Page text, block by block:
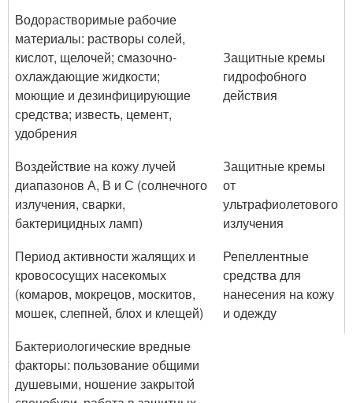
Водорастворимые рабочие
материалы: растворы солей,
кислот, щелочей; смазочно-
охлаждающие жидкости;
моющие и дезинфицирующие
средства; известь, цемент,
удобрения
Защитные кремы
гидрофобного
действия
Воздействие на кожу лучей
диапазонов А, В и С (солнечного
излучения, сварки,
бактерицидных ламп)
Защитные кремы
от
ультрафиолетового
излучения
Период активности жалящих и
кровососущих насекомых
(комаров, мокрецов, москитов,
мошек, слепней, блох и клещей)
Репеллентные
средства для
нанесения на кожу
и одежду
Бактериологические вредные
факторы: пользование общими
душевыми, ношение закрытой